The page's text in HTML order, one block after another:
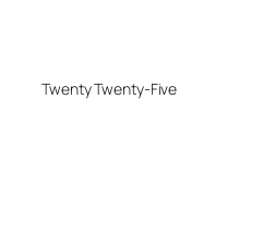
Twenty Twenty-Five